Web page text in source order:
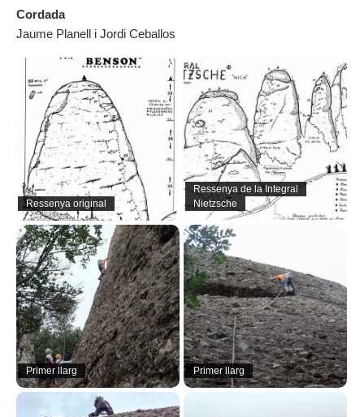
Cordada
Jaume Planell i Jordi Ceballos
Ressenya original
Ressenya de la Integral
Nietzsche
Primer llarg Primer llarg